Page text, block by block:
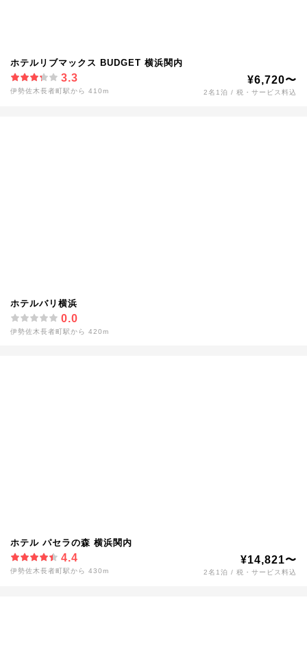
ホテルリブマックス BUDGET 横浜関内
3.3
伊勢佐木長者町駅から 410m
¥6,720〜
2名1泊 / 税・サービス料込
ホテルバリ横浜
0.0
伊勢佐木長者町駅から 420m
ホテル パセラの森 横浜関内
4.4
伊勢佐木長者町駅から 430m
¥14,821〜
2名1泊 / 税・サービス料込